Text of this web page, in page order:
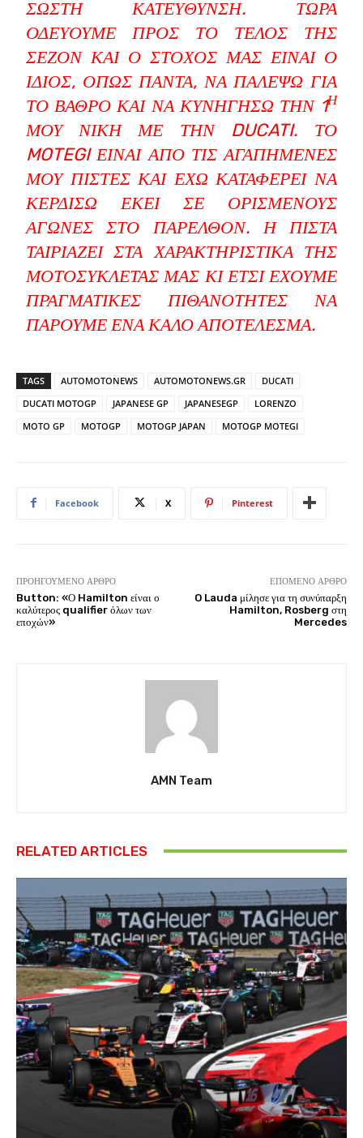
ΣΩΣΤΉ ΚΑΤΕΎΘΥΝΣΗ. ΤΏΡΑ
ΟΔΕΎΟΥΜΕ ΠΡΟΣ ΤΟ ΤΈΛΟΣ ΤΗΣ
ΣΕΖΌΝ ΚΑΙ Ο ΣΤΌΧΟΣ ΜΑΣ ΕΊΝΑΙ Ο
ΊΔΙΟΣ, ΌΠΩΣ ΠΆΝΤΑ, ΝΑ ΠΑΛΈΨΩ ΓΙΑ
ΤΟ ΒΆΘΡΟ ΚΑΙ ΝΑ ΚΥΝΗΓΉΣΩ ΤΗΝ 1Η
ΜΟΥ ΝΊΚΗ ΜΕ ΤΗΝ DUCATI. ΤΟ
MOTEGI ΕΊΝΑΙ ΑΠΌ ΤΙΣ ΑΓΑΠΗΜΈΝΕΣ
ΜΟΥ ΠΊΣΤΕΣ ΚΑΙ ΈΧΩ ΚΑΤΑΦΈΡΕΙ ΝΑ
ΚΕΡΔΊΣΩ ΕΚΕΊ ΣΕ ΟΡΙΣΜΈΝΟΥΣ
ΑΓΏΝΕΣ ΣΤΟ ΠΑΡΕΛΘΌΝ. Η ΠΊΣΤΑ
ΤΑΙΡΙΆΖΕΙ ΣΤΑ ΧΑΡΑΚΤΗΡΙΣΤΙΚΆ ΤΗΣ
ΜΟΤΟΣΥΚΛΈΤΑΣ ΜΑΣ ΚΙ ΈΤΣΙ ΈΧΟΥΜΕ
ΠΡΑΓΜΑΤΙΚΈΣ ΠΙΘΑΝΌΤΗΤΕΣ ΝΑ
ΠΆΡΟΥΜΕ ΈΝΑ ΚΑΛΌ ΑΠΟΤΈΛΕΣΜΑ.
TAGS AUTOMOTONEWS AUTOMOTONEWS.GR
DUCATI
DUCATI MOTOGP
JAPANESE GP JAPANESEGP
LORENZO
MOTO GP
MOTOGP MOTOGP JAPAN MOTOGP MOTEGI
Facebook X Pinterest
ΠΡΟΗΓΟΎΜΕΝΟ ΆΡΘΡΟ
Button: «Ο Hamilton είναι ο
καλύτερος qualifier όλων των
εποχών»
ΕΠΌΜΕΝΟ ΆΡΘΡΟ
O Lauda μίλησε για τη συνύπαρξη
Hamilton, Rosberg στη
Mercedes
AMN Team
RELATED ARTICLES